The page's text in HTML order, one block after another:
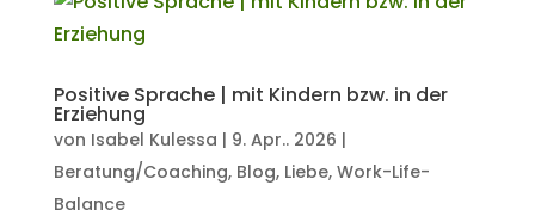
Positive Sprache | mit Kindern bzw. in der
Erziehung
von Isabel Kulessa | 9. Apr.. 2026 |
Beratung/Coaching, Blog, Liebe, Work-Life-
Balance